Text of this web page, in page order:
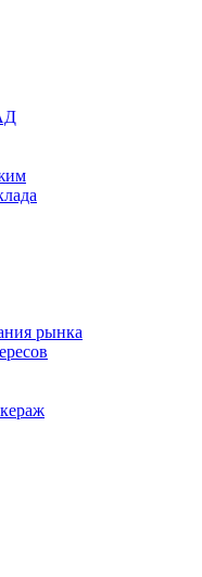
рынка